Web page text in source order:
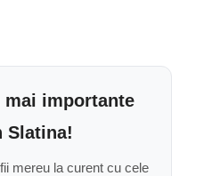
mai importante
Slatina!
mereu la curent cu cele